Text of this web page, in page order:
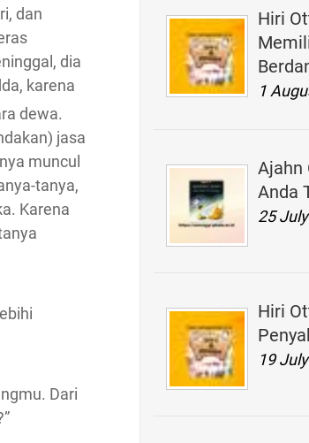
Hiri
1
Ajahn
Anda
25
Hiri
19
dan
dia
karena
dewa.
jasa
muncul
tanya,
Karena
Dari